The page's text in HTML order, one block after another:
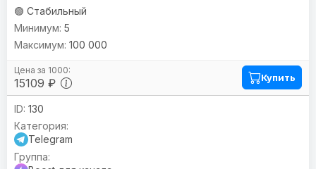
🟢 Стабильный
15109 ₽
5
100 000
Купить
130
Telegram